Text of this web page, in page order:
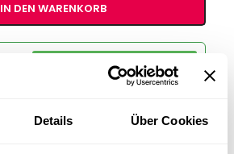
Details Über Cookies
IN DEN WARENKORB
B2B-Angebot
anfordern